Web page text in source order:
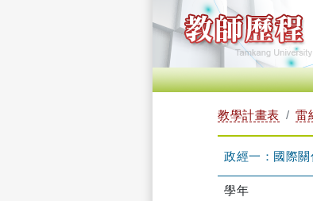
教學計畫表 雷
政經一：國際
學年